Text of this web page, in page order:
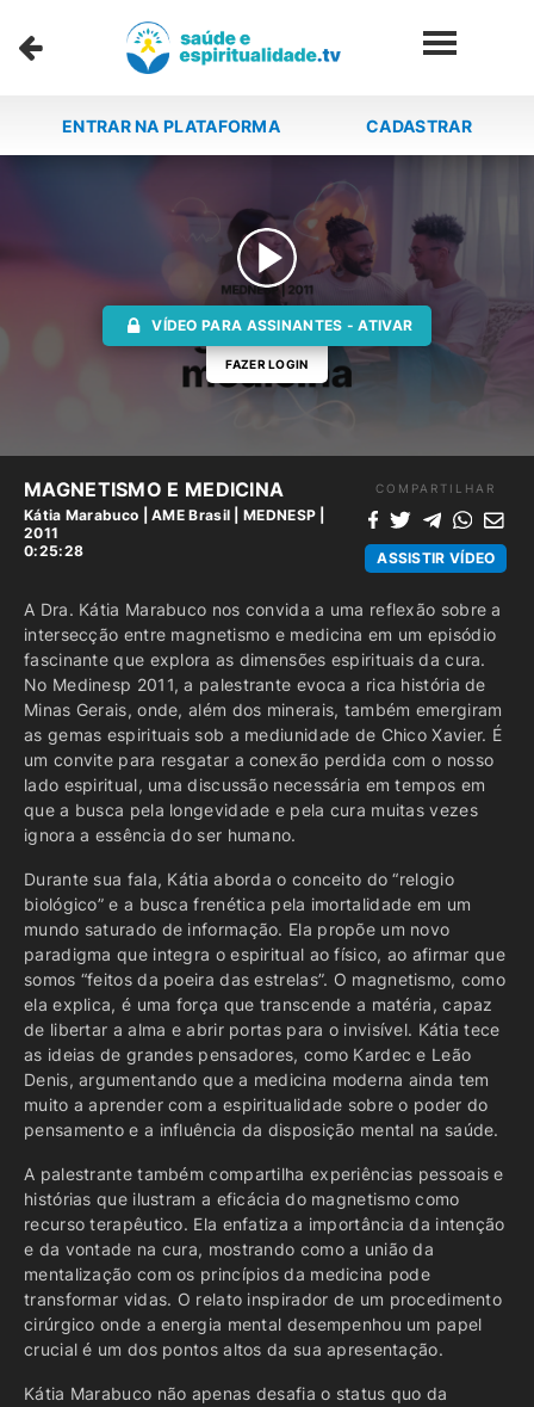
ENTRAR NA PLATAFORMA CADASTRAR
VÍDEO PARA ASSINANTES - ATIVAR
FAZER LOGIN
MAGNETISMO E MEDICINA
Kátia Marabuco |AME Brasil |MEDNESP |
2011
0:25:28
COMPARTILHAR
ASSISTIR VÍDEO
A Dra. Kátia Marabuco nos convida a uma reflexão sobre a
intersecção entre magnetismo e medicina em um episódio
fascinante que explora as dimensões espirituais da cura.
No Medinesp 2011, a palestrante evoca a rica história de
Minas Gerais, onde, além dos minerais, também emergiram
as gemas espirituais sob a mediunidade de Chico Xavier. É
um convite para resgatar a conexão perdida com o nosso
lado espiritual, uma discussão necessária em tempos em
que a busca pela longevidade e pela cura muitas vezes
ignora a essência do ser humano.
Durante sua fala, Kátia aborda o conceito do “relogio
biológico” e a busca frenética pela imortalidade em um
mundo saturado de informação. Ela propõe um novo
paradigma que integra o espiritual ao físico, ao afirmar que
somos “feitos da poeira das estrelas”. O magnetismo, como
ela explica, é uma força que transcende a matéria, capaz
de libertar a alma e abrir portas para o invisível. Kátia tece
as ideias de grandes pensadores, como Kardec e Leão
Denis, argumentando que a medicina moderna ainda tem
muito a aprender com a espiritualidade sobre o poder do
pensamento e a influência da disposição mental na saúde.
A palestrante também compartilha experiências pessoais e
histórias que ilustram a eficácia do magnetismo como
recurso terapêutico. Ela enfatiza a importância da intenção
e da vontade na cura, mostrando como a união da
mentalização com os princípios da medicina pode
transformar vidas. O relato inspirador de um procedimento
cirúrgico onde a energia mental desempenhou um papel
crucial é um dos pontos altos da sua apresentação.
Kátia Marabuco não apenas desafia o status quo da